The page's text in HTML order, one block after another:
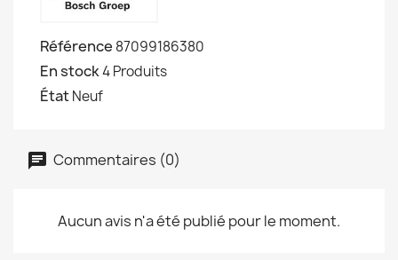
Référence 87099186380
En stock4 Produits
ÉtatNeuf
Commentaires (0)
Aucun avis n'a été publié pour le moment.